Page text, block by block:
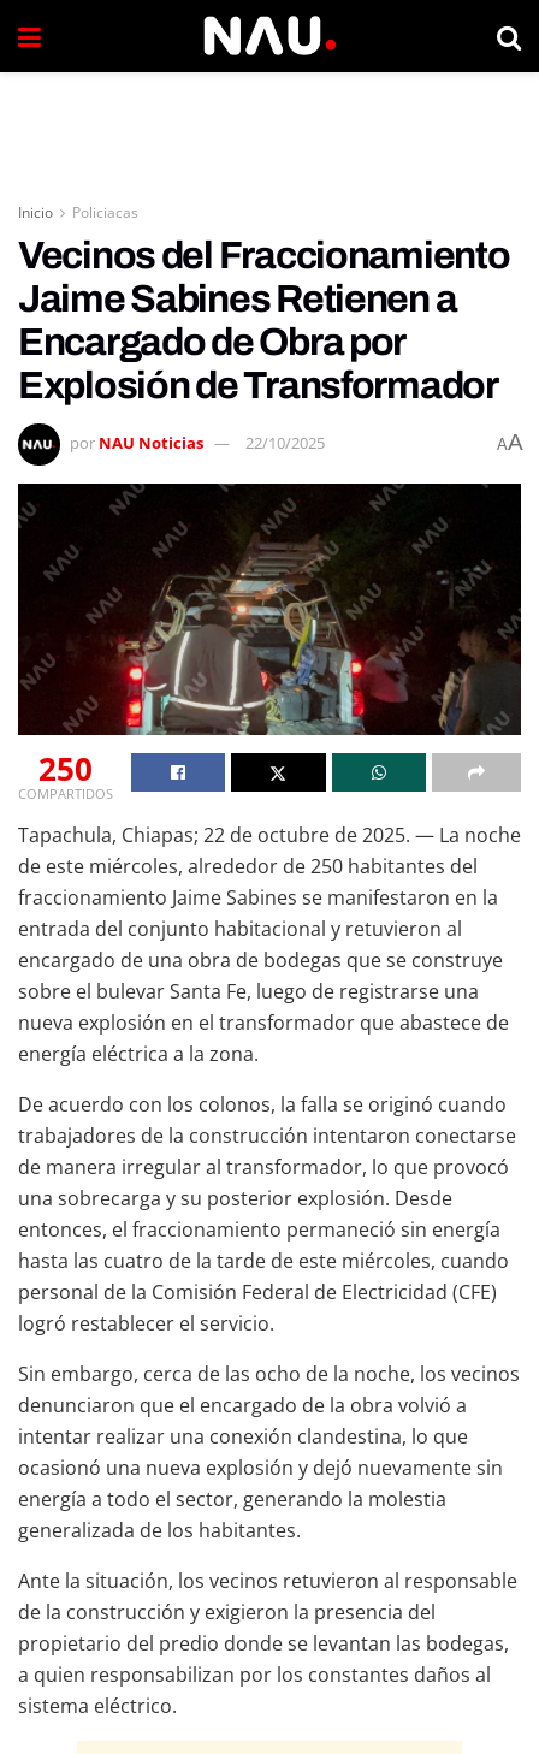
Inicio Policiacas
Vecinos del Fraccionamiento
Jaime Sabines Retienen a
Encargado de Obra por
Explosión de Transformador
por NAU Noticias 22/10/2025 AA
250
COMPARTIDOS
Tapachula, Chiapas; 22 de octubre de 2025. — La noche
de este miércoles, alrededor de 250 habitantes del
fraccionamiento Jaime Sabines se manifestaron en la
entrada del conjunto habitacional y retuvieron al
encargado de una obra de bodegas que se construye
sobre el bulevar Santa Fe, luego de registrarse una
nueva explosión en el transformador que abastece de
energía eléctrica a la zona.
De acuerdo con los colonos, la falla se originó cuando
trabajadores de la construcción intentaron conectarse
de manera irregular al transformador, lo que provocó
una sobrecarga y su posterior explosión. Desde
entonces, el fraccionamiento permaneció sin energía
hasta las cuatro de la tarde de este miércoles, cuando
personal de la Comisión Federal de Electricidad (CFE)
logró restablecer el servicio.
Sin embargo, cerca de las ocho de la noche, los vecinos
denunciaron que el encargado de la obra volvió a
intentar realizar una conexión clandestina, lo que
ocasionó una nueva explosión y dejó nuevamente sin
energía a todo el sector, generando la molestia
generalizada de los habitantes.
Ante la situación, los vecinos retuvieron al responsable
de la construcción y exigieron la presencia del
propietario del predio donde se levantan las bodegas,
a quien responsabilizan por los constantes daños al
sistema eléctrico.